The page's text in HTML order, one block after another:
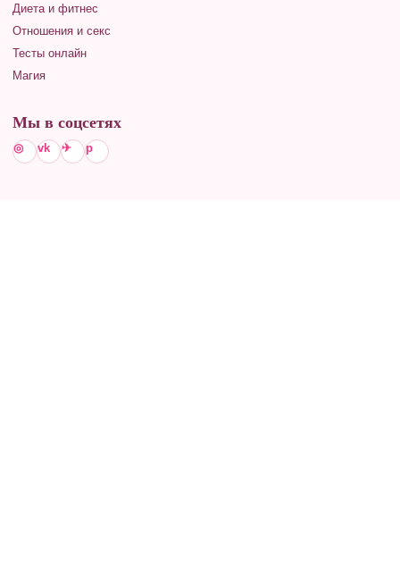
Диета и фитнес
Отношения и секс
Тесты онлайн
Магия
Мы в соцсетях
◎ vk ✈ p